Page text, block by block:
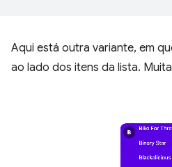
Aqui está outra variante, em
ao lado dos itens da lista.